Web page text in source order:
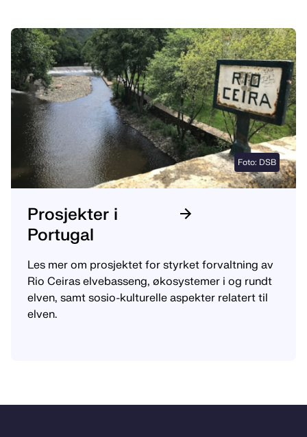
Prosjekter i
Portugal
Les mer om prosjektet for styrket forvaltning av
Rio Ceiras elvebasseng, økosystemer i og rundt
elven, samt sosio-kulturelle aspekter relatert til
elven.
Foto: DSB